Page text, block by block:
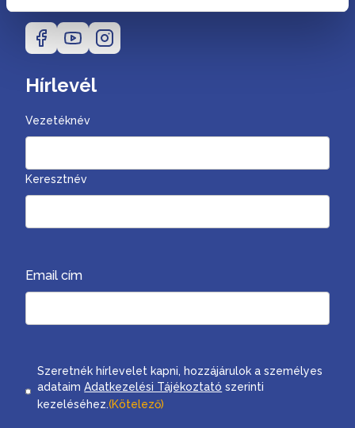
Hírlevél
Vezetéknév
Keresztnév
Email cím
Consent
Szeretnék hírlevelet kapni, hozzájárulok a személyes
adataimAdatkezelési Tájékoztató szerinti
kezeléséhez.(Kötelező)